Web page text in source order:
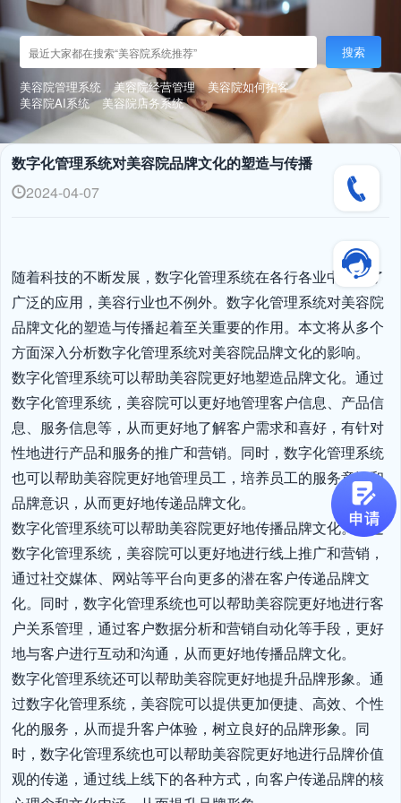
搜索
美容院管理系统 美容院经营管理
美容院如何拓客
美容院AI系统
美容院店务系统
数字化管理系统对美容院品牌文化的塑造与传播
2024-04-07
随着科技的不断发展，数字化管理系统在各行各业中得到了
广泛的应用，美容行业也不例外。数字化管理系统对美容院
品牌文化的塑造与传播起着至关重要的作用。本文将从多个
方面深入分析数字化管理系统对美容院品牌文化的影响。
数字化管理系统可以帮助美容院更好地塑造品牌文化。通过
数字化管理系统，美容院可以更好地管理客户信息、产品信
息、服务信息等，从而更好地了解客户需求和喜好，有针对
性地进行产品和服务的推广和营销。同时，数字化管理系统
也可以帮助美容院更好地管理员工，培养员工的服务意识和
品牌意识，从而更好地传递品牌文化。
数字化管理系统可以帮助美容院更好地传播品牌文化。通过
数字化管理系统，美容院可以更好地进行线上推广和营销，
通过社交媒体、网站等平台向更多的潜在客户传递品牌文
化。同时，数字化管理系统也可以帮助美容院更好地进行客
户关系管理，通过客户数据分析和营销自动化等手段，更好
地与客户进行互动和沟通，从而更好地传播品牌文化。
数字化管理系统还可以帮助美容院更好地提升品牌形象。通
过数字化管理系统，美容院可以提供更加便捷、高效、个性
化的服务，从而提升客户体验，树立良好的品牌形象。同
时，数字化管理系统也可以帮助美容院更好地进行品牌价值
观的传递，通过线上线下的各种方式，向客户传递品牌的核